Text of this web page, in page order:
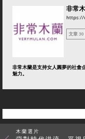
非常
https://
文章 30
非常木蘭是支持女人圓夢的社會
魅力。
木蘭選片